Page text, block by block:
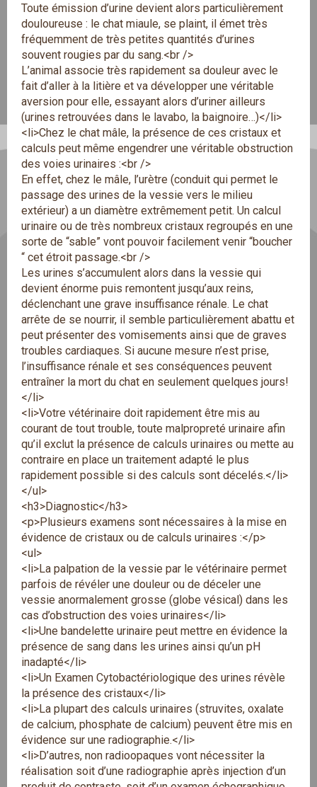
Toute émission d’urine devient alors particulièrement
douloureuse : le chat miaule, se plaint, il émet très
fréquemment de très petites quantités d’urines
souvent rougies par du sang.<br />
L’animal associe très rapidement sa douleur avec le
fait d’aller à la litière et va développer une véritable
aversion pour elle, essayant alors d’uriner ailleurs
(urines retrouvées dans le lavabo, la baignoire…)</li>
<li>Chez le chat mâle, la présence de ces cristaux et
calculs peut même engendrer une véritable obstruction
des voies urinaires :<br />
En effet, chez le mâle, l’urètre (conduit qui permet le
passage des urines de la vessie vers le milieu
extérieur) a un diamètre extrêmement petit. Un calcul
urinaire ou de très nombreux cristaux regroupés en une
sorte de “sable” vont pouvoir facilement venir “boucher
“ cet étroit passage.<br />
Les urines s’accumulent alors dans la vessie qui
devient énorme puis remontent jusqu’aux reins,
déclenchant une grave insuffisance rénale. Le chat
arrête de se nourrir, il semble particulièrement abattu et
peut présenter des vomisements ainsi que de graves
troubles cardiaques. Si aucune mesure n’est prise,
l’insuffisance rénale et ses conséquences peuvent
entraîner la mort du chat en seulement quelques jours!
</li>
<li>Votre vétérinaire doit rapidement être mis au
courant de tout trouble, toute malpropreté urinaire afin
qu’il exclut la présence de calculs urinaires ou mette au
contraire en place un traitement adapté le plus
rapidement possible si des calculs sont décelés.</li>
</ul>
<h3>Diagnostic</h3>
<p>Plusieurs examens sont nécessaires à la mise en
évidence de cristaux ou de calculs urinaires :</p>
<ul>
<li>La palpation de la vessie par le vétérinaire permet
parfois de révéler une douleur ou de déceler une
vessie anormalement grosse (globe vésical) dans les
cas d’obstruction des voies urinaires</li>
<li>Une bandelette urinaire peut mettre en évidence la
présence de sang dans les urines ainsi qu’un pH
inadapté</li>
<li>Un Examen Cytobactériologique des urines révèle
la présence des cristaux</li>
<li>La plupart des calculs urinaires (struvites, oxalate
de calcium, phosphate de calcium) peuvent être mis en
évidence sur une radiographie.</li>
<li>D’autres, non radioopaques vont nécessiter la
réalisation soit d’une radiographie après injection d’un